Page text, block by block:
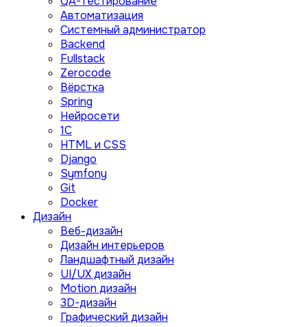
Автоматизация
Системный администратор
Backend
Fullstack
Zerocode
Вёрстка
Spring
Нейросети
1C
HTML и CSS
Django
Symfony
Git
Docker
Дизайн
Веб-дизайн
Дизайн интерьеров
Ландшафтный дизайн
UI/UX дизайн
Motion дизайн
3D-дизайн
Графический дизайн